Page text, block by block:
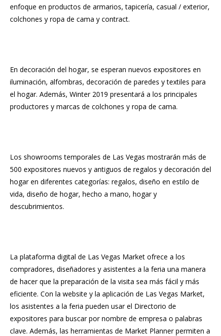
enfoque en productos de armarios, tapicería, casual / exterior,
colchones y ropa de cama y contract.
En decoración del hogar, se esperan nuevos expositores en
iluminación, alfombras, decoración de paredes y textiles para
el hogar. Además, Winter 2019 presentará a los principales
productores y marcas de colchones y ropa de cama.
Los showrooms temporales de Las Vegas mostrarán más de
500 expositores nuevos y antiguos de regalos y decoración del
hogar en diferentes categorías: regalos, diseño en estilo de
vida, diseño de hogar, hecho a mano, hogar y
descubrimientos.
La plataforma digital de Las Vegas Market ofrece a los
compradores, diseñadores y asistentes a la feria una manera
de hacer que la preparación de la visita sea más fácil y más
eficiente. Con la website y la aplicación de Las Vegas Market,
los asistentes a la feria pueden usar el Directorio de
expositores para buscar por nombre de empresa o palabras
clave. Además, las herramientas de Market Planner permiten a